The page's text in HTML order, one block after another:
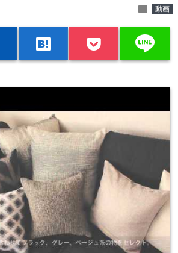
folder 動画
hatenabookmark line